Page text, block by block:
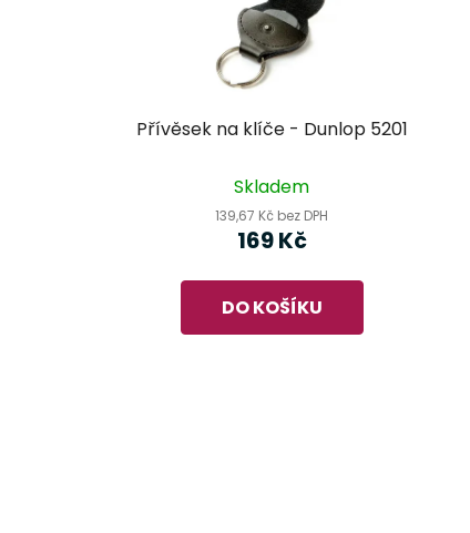
Přívěsek na klíče - Dunlop 5201
Skladem
139,67 Kč bez DPH
169 Kč
DO KOŠÍKU